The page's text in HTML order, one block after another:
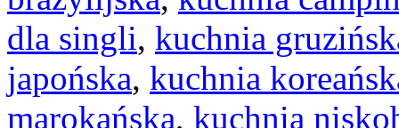
dla singli, kuchnia
japońska, kuchnia
marokańska, kuchnia